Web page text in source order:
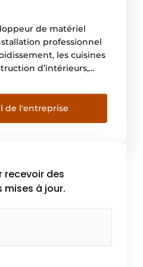
de matériel
professionnel
les cuisines
d’intérieurs,
Linumgroep est
marché européen. Le
de quatre
qui, chacune
garantit un service à
de l'entreprise
recevoir des
à jour.